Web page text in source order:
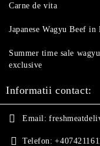
Carne de vita
Japanese Wagyu Beef in
Summer time sale wagyu
exclusive
Informatii contact:
Email:
Telefon: